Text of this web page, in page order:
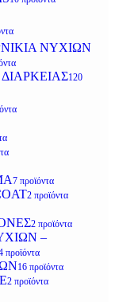
ΝΥΧΙΩΝ
ΔΙΑΡΚΕΙΑΣ120
7 προϊόντα
2 προϊόντα
2 προϊόντα
–
προϊόντα
16 προϊόντα
2 προϊόντα